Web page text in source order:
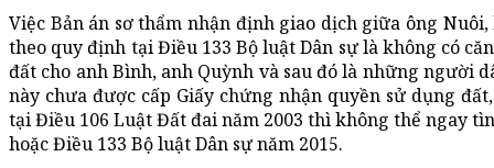
Việc Bản án sơ thẩm nhận định giao dịch giữa ông
theo quy định tại Điều 133 Bộ luật Dân sự là không có
đất cho anh Bình, anh Quỳnh và sau đó là những người
này chưa được cấp Giấy chứng nhận quyền sử dụng
tại Điều 106 Luật Đất đai năm 2003 thì không thể ngay
hoặc Điều 133 Bộ luật Dân sự năm 2015.